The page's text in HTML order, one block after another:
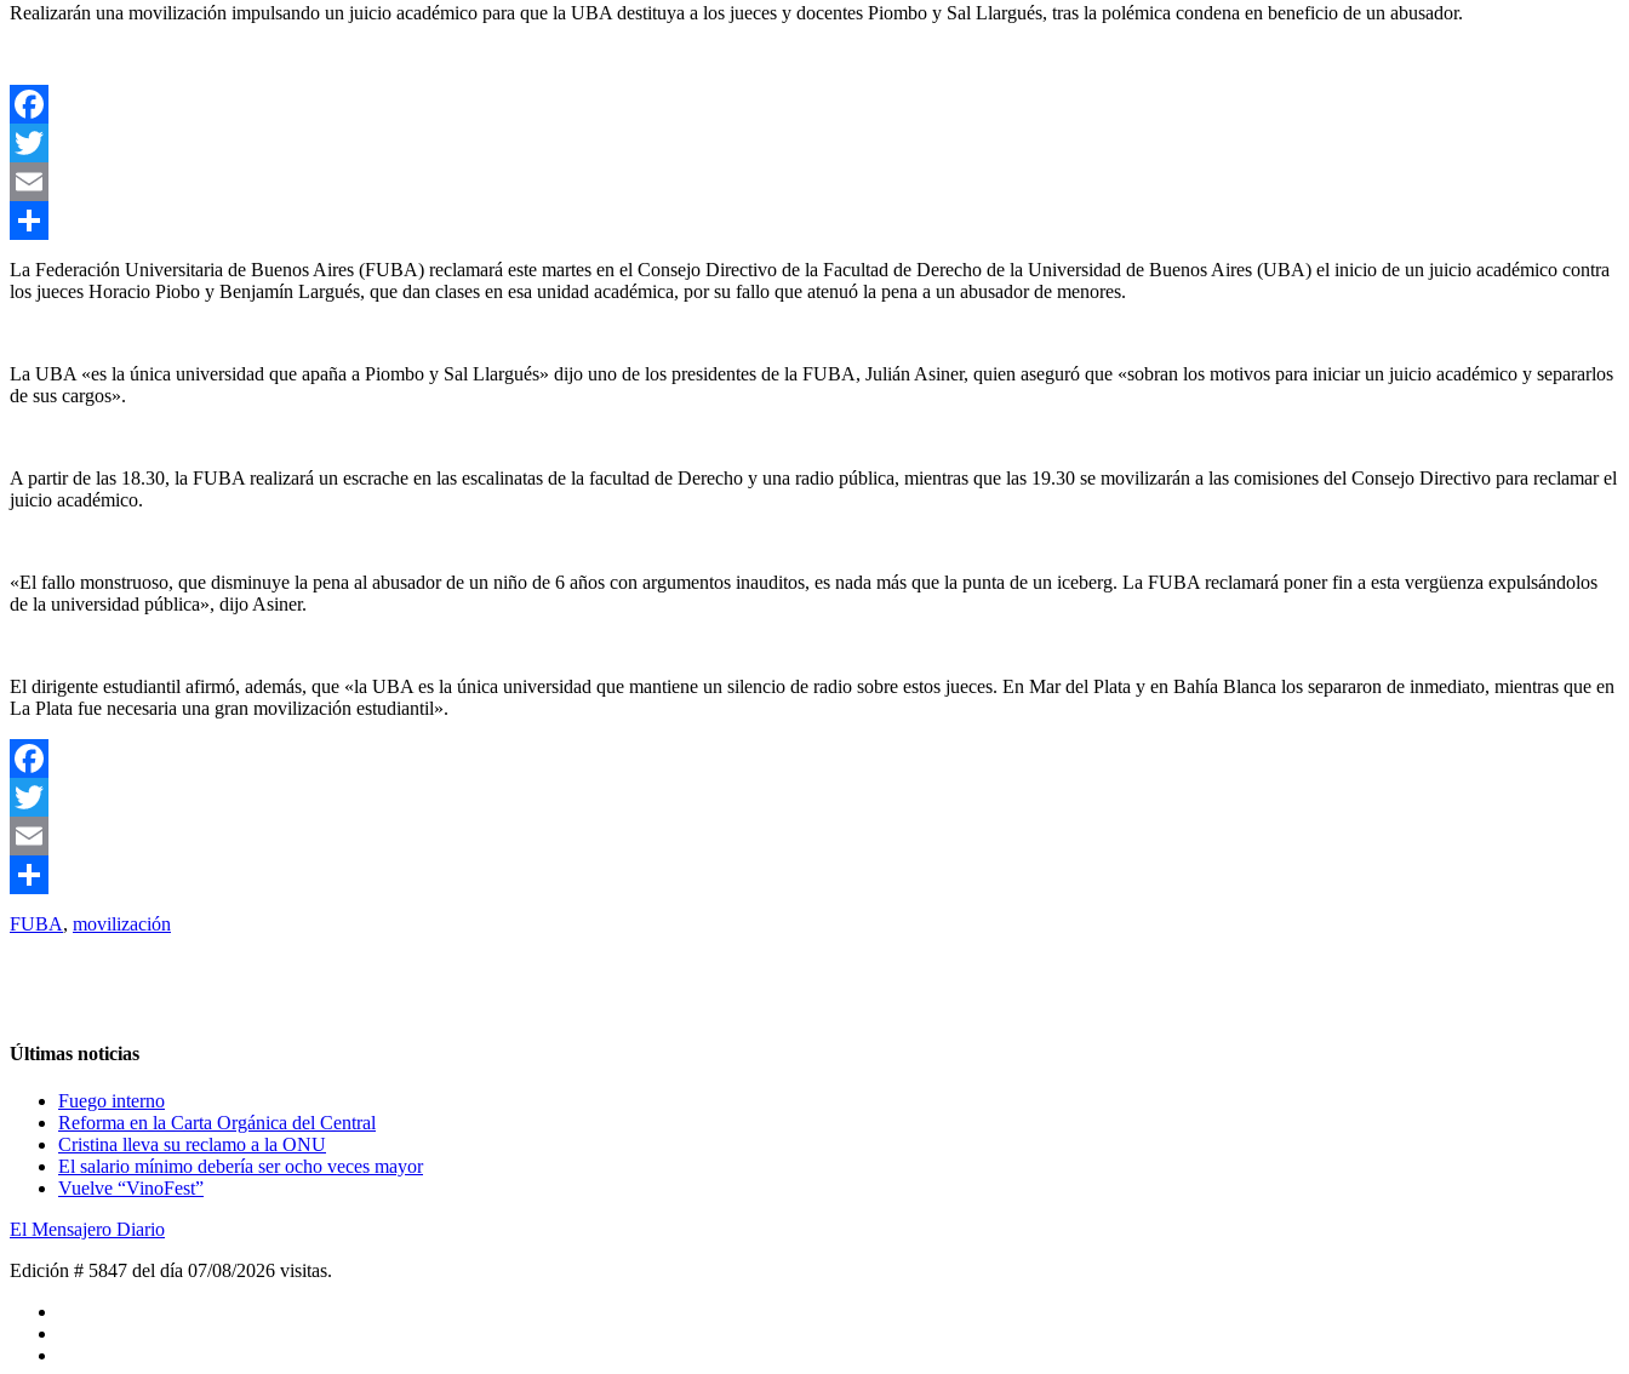
Realizarán una movilización impulsando un juicio académico para que la UBA destituya a los jueces y docentes Piombo y Sal Llargués, tras la polémica condena en beneficio de un abusador.
Facebook
Twitter
Email
Compartir
La Federación Universitaria de Buenos Aires (FUBA) reclamará este martes en el Consejo Directivo de la Facultad de Derecho de la Universidad de Buenos Aires (UBA) el inicio de un juicio académico contra
los jueces Horacio Piobo y Benjamín Largués, que dan clases en esa unidad académica, por su fallo que atenuó la pena a un abusador de menores.
La UBA «es la única universidad que apaña a Piombo y Sal Llargués» dijo uno de los presidentes de la FUBA, Julián Asiner, quien aseguró que «sobran los motivos para iniciar un juicio académico y separarlos
de sus cargos».
A partir de las 18.30, la FUBA realizará un escrache en las escalinatas de la facultad de Derecho y una radio pública, mientras que las 19.30 se movilizarán a las comisiones del Consejo Directivo para reclamar el
juicio académico.
«El fallo monstruoso, que disminuye la pena al abusador de un niño de 6 años con argumentos inauditos, es nada más que la punta de un iceberg. La FUBA reclamará poner fin a esta vergüenza expulsándolos
de la universidad pública», dijo Asiner.
El dirigente estudiantil afirmó, además, que «la UBA es la única universidad que mantiene un silencio de radio sobre estos jueces. En Mar del Plata y en Bahía Blanca los separaron de inmediato, mientras que en
La Plata fue necesaria una gran movilización estudiantil».
Facebook
Twitter
Email
Compartir
FUBA, movilización
Últimas noticias
Fuego interno
Reforma en la Carta Orgánica del Central
Cristina lleva su reclamo a la ONU
El salario mínimo debería ser ocho veces mayor
Vuelve “VinoFest”
El Mensajero Diario
Edición # 5847 del día 07/08/2026 visitas.